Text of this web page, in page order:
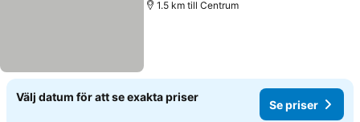
1.5 km till Centrum
Välj datum för att se exakta priser
Se priser